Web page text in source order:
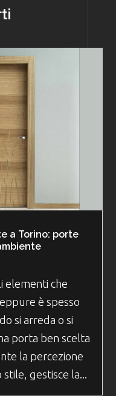
a Torino: porte
elementi che
è spesso
si arreda o si
porta ben scelta
la percezione
gestisce la...